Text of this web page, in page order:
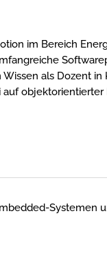
im Bereich
als Dozent in
Systemen